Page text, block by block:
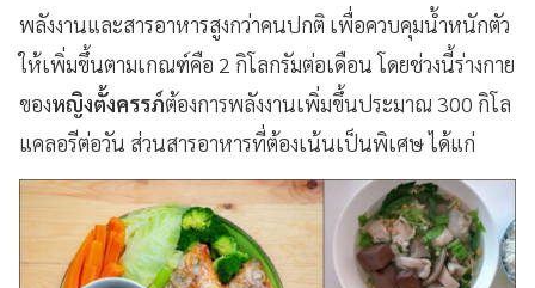
พลังงานและสารอาหารสูงกว่าคนปกติ เพื่อควบคุมน้ำหนักตัว
ให้เพิ่มขึ้นตามเกณฑ์คือ 2 กิโลกรัมต่อเดือน โดยช่วงนี้ร่างกาย
ของหญิงตั้งครรภ์ต้องการพลังงานเพิ่มขึ้นประมาณ 300 กิโล
แคลอรีต่อวัน ส่วนสารอาหารที่ต้องเน้นเป็นพิเศษ ได้แก่